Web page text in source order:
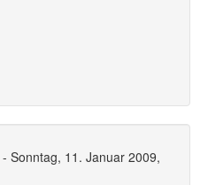
- Sonntag, 11. Januar 2009,